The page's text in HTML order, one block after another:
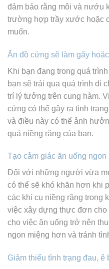
đảm bảo rằng môi và nướu
trường hợp trầy xước hoặc
muốn.
Ăn đồ cứng sẽ làm gãy
Khi bạn đang trong quá
bạn sẽ trải qua quá trình di
trí lý tưởng trên cung hàm.
cứng có thể gây ra tình
và điều này có thể ảnh
quả niềng răng của bạn.
Tạo cảm giác ăn uống ngon
Đối với những người vừa
có thể sẽ khó khăn hơn khi
các khí cụ niềng răng trong
việc xây dựng thực đơn
cho việc ăn uống trở nên
ngon miệng hơn và tránh
Giảm thiểu tình trạng đau, ê